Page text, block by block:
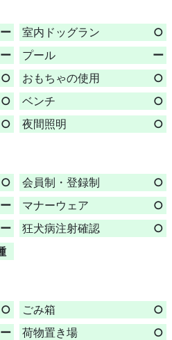
ー 室内ドッグラン
○
ー プール
ー
○ おもちゃの使用
○
○ ベンチ
○
○ 夜間照明 ○
○ 会員制・登録制
○
ー マナーウェア
○
ー 狂犬病注射確認 ○
○ ごみ箱
○
ー 荷物置き場
○